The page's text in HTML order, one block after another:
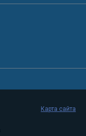
Карта сайта